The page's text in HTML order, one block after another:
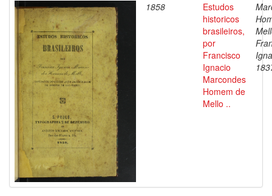
1858
Estudos
historicos
brasileiros,
por
Francisco
Ignacio
Marcondes
Homem de
Mello ..